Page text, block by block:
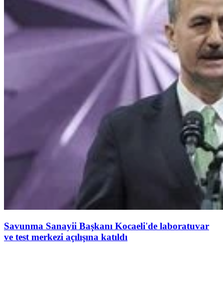
Savunma Sanayii Başkanı Kocaeli'de laboratuvar
ve test merkezi açılışına katıldı